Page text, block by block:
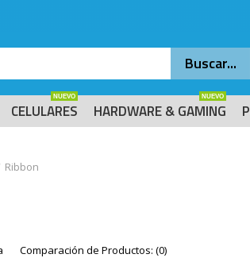
CELULARES
NUEVO
HARDWARE & GAMING
NUEVO
Ribbon
Comparación de Productos: (0)